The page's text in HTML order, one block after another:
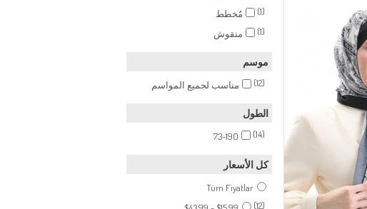
مُخطط
(1)
منقوش
(1)
موسم
مناسب لجميع المواسم (12)
الطول
73-190 (14)
كل الأسعار
Tüm Fiyatlar
(12)